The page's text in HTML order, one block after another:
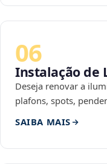
06
Instalação de
Deseja renovar a
plafons, spots,
SAIBA MAIS